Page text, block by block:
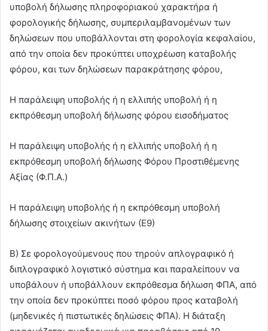
υποβολή δήλωσης πληροφοριακού χαρακτήρα ή
φορολογικής δήλωσης, συμπεριλαμβανομένων των
δηλώσεων που υποβάλλονται στη φορολογία κεφαλαίου,
από την οποία δεν προκύπτει υποχρέωση καταβολής
φόρου, και των δηλώσεων παρακράτησης φόρου,
Η παράλειψη υποβολής ή η ελλιπής υποβολή ή η
εκπρόθεσμη υποβολή δήλωσης φόρου εισοδήματος
Η παράλειψη υποβολής ή η ελλιπής υποβολή ή η
εκπρόθεσμη υποβολή δήλωσης Φόρου Προστιθέμενης
Αξίας (Φ.Π.Α.)
Η παράλειψη υποβολής ή η εκπρόθεσμη υποβολή
δήλωσης στοιχείων ακινήτων (Ε9)
Β) Σε φορολογούμενους που τηρούν απλογραφικό ή
διπλογραφικό λογιστικό σύστημα και παραλείπουν να
υποβάλουν ή υποβάλλουν εκπρόθεσμα δήλωση ΦΠΑ, από
την οποία δεν προκύπτει ποσό φόρου προς καταβολή
(μηδενικές ή πιστωτικές δηλώσεις ΦΠΑ). Η διάταξη